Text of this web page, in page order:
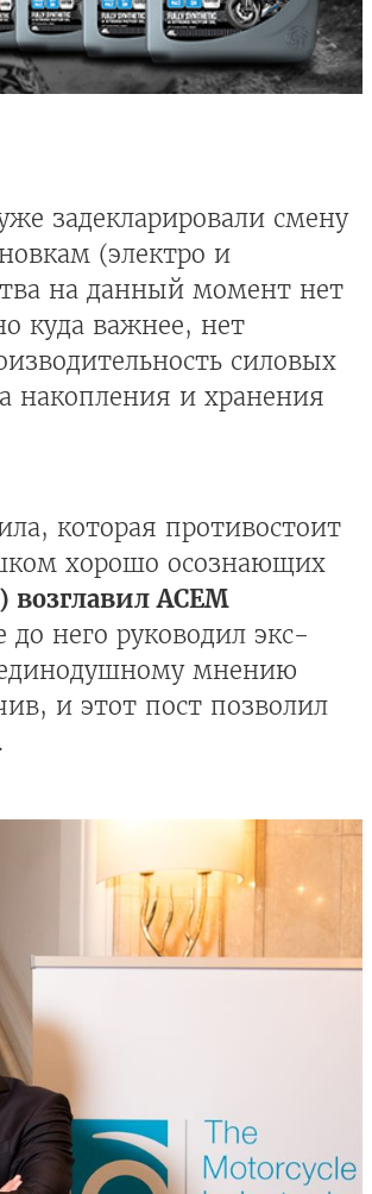
задекларировали смену
(электро и
на данный момент нет
куда важнее, нет
силовых
накопления и хранения
которая противостоит
хорошо осознающих
ACEM
него руководил экс-
мнению
и этот пост позволил